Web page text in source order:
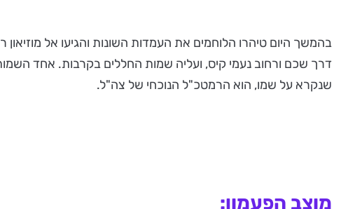
בהמשך היום טיהרו הלוחמים את העמדות השונות והגיעו אל
דרך שכם ורחוב נעמי קיס, ועליה שמות החללים בקרבות. אחד השמות
שנקרא על שמו, הוא הרמטכ"ל הנוכחי של צה"ל.
מוצב הפעמון: